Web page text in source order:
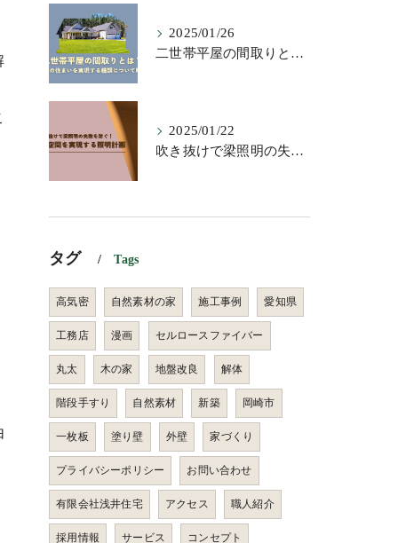
2025/01/26
二世帯平屋の間取りとは？理想の住まいを実現する種類について解説
2025/01/22
吹き抜けで梁照明の失敗を防ぐ！理想の空間を実現する照明計画
タグ Tags
高気密 自然素材の家 施工事例 愛知県
工務店 漫画 セルロースファイバー
丸太 木の家 地盤改良 解体
階段手すり 自然素材 新築 岡崎市
一枚板 塗り壁 外壁 家づくり
プライバシーポリシー お問い合わせ
有限会社浅井住宅 アクセス 職人紹介
採用情報 サービス コンセプト